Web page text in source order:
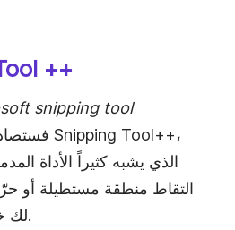
++
snipping tool
الذي يشبه كثيراً الأداة
التقاط منطقة مستطيلة أو
لك خيارات تحرير أساسية.